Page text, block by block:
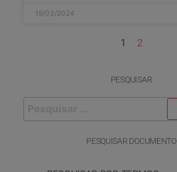
19/03/2024
1 2
PESQUISAR
PESQUISAR DOCUMENTO